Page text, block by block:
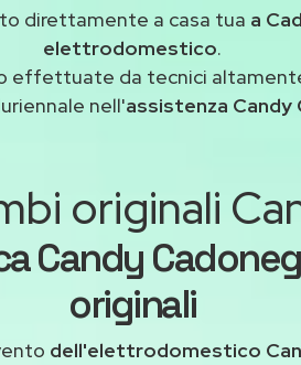
direttamente a casa tua a
elettrodomestico.
effettuate da tecnici
nell'assistenza Candy
originali
Candy
originali
dell'elettrodomestico